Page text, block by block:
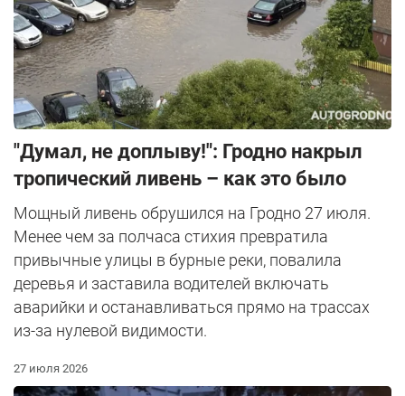
"Думал, не доплыву!": Гродно накрыл
тропический ливень – как это было
Мощный ливень обрушился на Гродно 27 июля.
Менее чем за полчаса стихия превратила
привычные улицы в бурные реки, повалила
деревья и заставила водителей включать
аварийки и останавливаться прямо на трассах
из-за нулевой видимости.
27 июля 2026